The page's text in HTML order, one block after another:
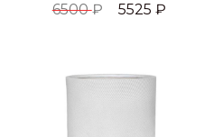
6500₽ 5525 ₽